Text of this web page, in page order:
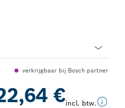
verkrijgbaar bij Bosch partner
€incl. btw.